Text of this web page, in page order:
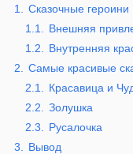
1.
Сказочные героини
1.1.
Внешняя
1.2.
Внутренняя
2.
Самые красивые
2.1.
Красавица и
2.2.
Золушка
2.3.
Русалочка
3.
Вывод